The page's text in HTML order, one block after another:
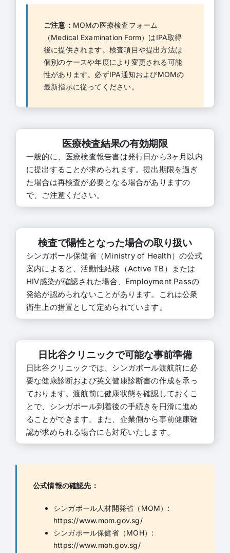
ご注意： MOMの医療検査フォーム
（Medical Examination Form）はIPA取得
後に提供されます。検査項目や提出方法は
個別のケースや年度により変更される可能
性があります。必ずIPA通知およびMOMの
最新指示に従ってください。
医療検査結果の有効期限
一般的に、医療検査報告書は発行日から3ヶ月以内
に提出することが求められます。提出期限を過ぎ
た場合は再検査が必要となる場合がありますの
で、ご注意ください。
検査で陽性となった場合の取り扱い
シンガポール保健省（Ministry of Health）の公式
案内によると、活動性結核（Active TB）または
HIV感染が確認された場合、Employment Passの
発給が認められないことがあります。これは公衆
衛生上の措置として定められています。
日比谷クリニックで可能な事前準備
日比谷クリニックでは、シンガポール渡航前に必
要な健康診断および英文健康診断書の作成を承っ
ております。渡航前に健康状態を確認しておくこ
とで、シンガポール到着後の手続きを円滑に進め
ることができます。また、企業側から事前健康確
認が求められる場合にも対応いたします。
公式情報の確認先：
シンガポール人材開発省（MOM）:
https://www.mom.gov.sg/
シンガポール保健省（MOH）:
https://www.moh.gov.sg/